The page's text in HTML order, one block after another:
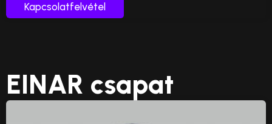
Kapcsolatfelvétel
EINAR csapat